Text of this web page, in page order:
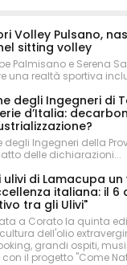
Volley Pulsano,
sitting volley
Palmisano e Serena
una realtà sportiva
degli Ingegneri di
d’Italia:
degli Ingegneri della
delle dichiarazioni...
ulivi di Lamacupa
italiana: il
tra gli Ulivi"
a Corato la quinta
dell'olio
grandi ospiti,
il progetto "Come